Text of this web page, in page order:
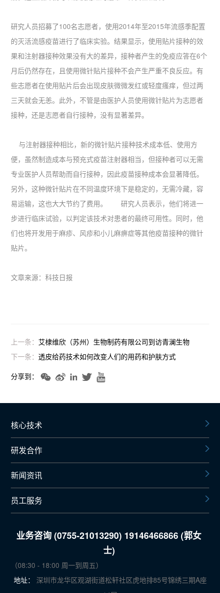
研究人员招募了100名志愿者，使用2014年至2015年流感季配置
的灭活流感疫苗进行了临床实验。结果显示，使用贴片接种的效
果和注射器接种效果没有大的差异，接种者产生的免疫应答在6个
月后仍然存在，且使用微针贴片接种不会产生严重不良反应。有
些志愿者在使用贴片后会出现皮肤微微发红或轻度瘙痒，但过两
三天就会无恙。此外，不管是由医护人员使用微针贴片为志愿者
接种，还是志愿者自行接种，没有显著差异。
与注射器接种相比，新的微针贴片接种技术成本低、使用方
便，虽然制造成本与预充式疫苗注射器相当，但接种者可以无需
专业医护人员帮助而自行接种，因此疫苗接种成本会显著降低。
另外，这种微针贴片在不同温度环境下是稳定的，无需冷藏，容
易运输，这也大大节约了费用。 研究人员表示，他们将进一
步进行临床试验，以判定该技术对患者的最终可用性。同时，他
们也将开发用于麻疹、风疹和小儿麻痹症等其他疫苗接种的微针
贴片。
文章来源：科技日报
上一条：艾棣维欣（苏州）生物制药有限公司到访青澜生物
下一条：透皮给药技术如何改变人们的用药和护肤方式
分享到：
核心技术
研发合作
新闻资讯
员工服务
业务咨询 (0755-21013290) 19146466866 (郭女
士)
（08:30 - 18:00 周一到周五）
地址：
深圳市龙华区观湖街道松轩社区虎地排85号锦绣三期A座